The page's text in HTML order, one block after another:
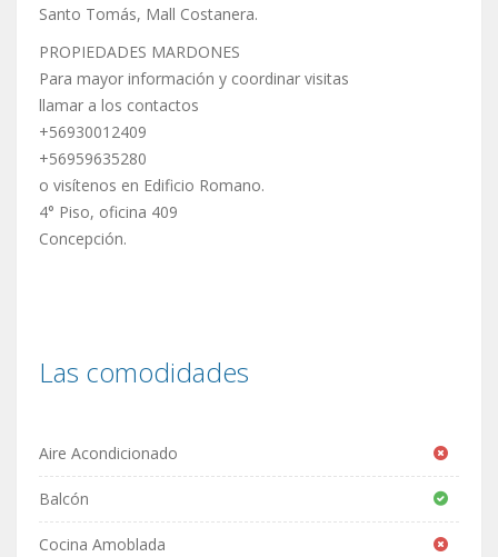
Santo Tomás, Mall Costanera.
PROPIEDADES MARDONES
Para mayor información y coordinar visitas
llamar a los contactos
+56930012409
+56959635280
o visítenos en Edificio Romano.
4° Piso, oficina 409
Concepción.
Las comodidades
Aire Acondicionado
Balcón
Cocina Amoblada